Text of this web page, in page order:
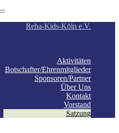
Suchen
Reha-Kids-Köln e.V.
Aktivitäten
Botschafter/Ehrenmitglieder
Sponsoren/Partner
Über Uns
Kontakt
Vorstand
Satzung